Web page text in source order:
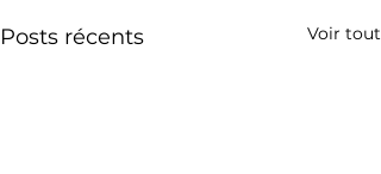
Posts récents Voir tout